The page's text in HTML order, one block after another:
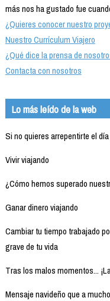
más nos ha gustado fue
¿Quieres conocer nuestro
Nuestro Currículum Viajero
¿Qué dice la prensa de
Contacta con nosotros
Lo más leído de la web
Si no quieres arrepentirte el
Vivir viajando
¿Cómo hemos superado
Ganar dinero viajando
Cambiar tu tiempo trabajado
grave de tu vida
Tras los malos momentos...
Mensaje navideño que a